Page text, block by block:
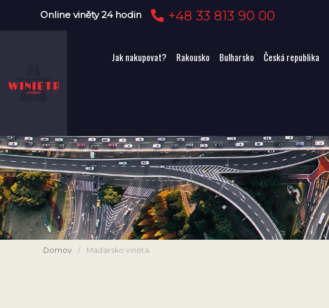
Online viněty 24 hodin +48 33 813 90 00
Jak nakupovat? Rakousko Bulharsko Česká republika
Domov / Maďarsko viněta